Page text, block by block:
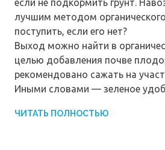
если не подкормить грунт.
лучшим методом
поступить, если его нет?
Выход можно найти в
целью добавления почве
рекомендовано сажать на
Иными словами — зеленое
ЧИТАТЬ ПОЛНОСТЬЮ